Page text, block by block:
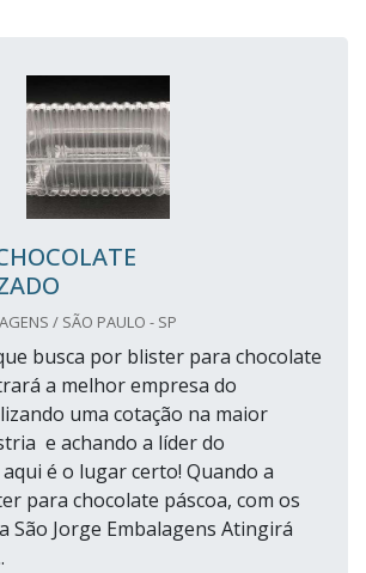
/ SÃO PAULO - SP
busca por blister para chocolate
a melhor empresa do
uma cotação na maior
e achando a líder do
é o lugar certo! Quando a
para chocolate páscoa, com os
São Jorge Embalagens Atingirá